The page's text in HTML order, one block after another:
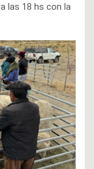
las 18 hs con la